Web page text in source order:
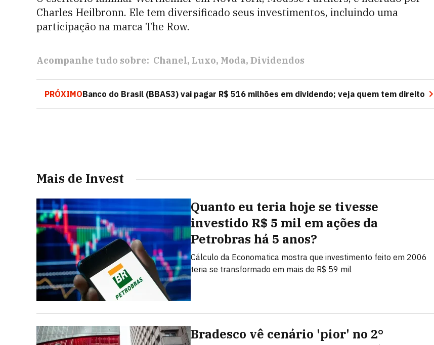
Charles Heilbronn. Ele tem diversificado seus investimentos, incluindo uma
participação na marca The Row.
Acompanhe tudo sobre: Chanel Luxo Moda Dividendos
PRÓXIMOBanco do Brasil (BBAS3) vai pagar R$ 516 milhões em dividendo; veja quem tem direito
Mais de Invest
Quanto eu teria hoje se tivesse
investido R$ 5 mil em ações da
Petrobras há 5 anos?
Cálculo da Economatica mostra que investimento feito em 2006
teria se transformado em mais de R$ 59 mil
Bradesco vê cenário 'pior' no 2°